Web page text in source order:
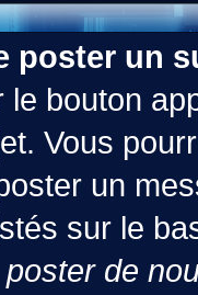
poster un
le bouton
Vous
un
sur le
de